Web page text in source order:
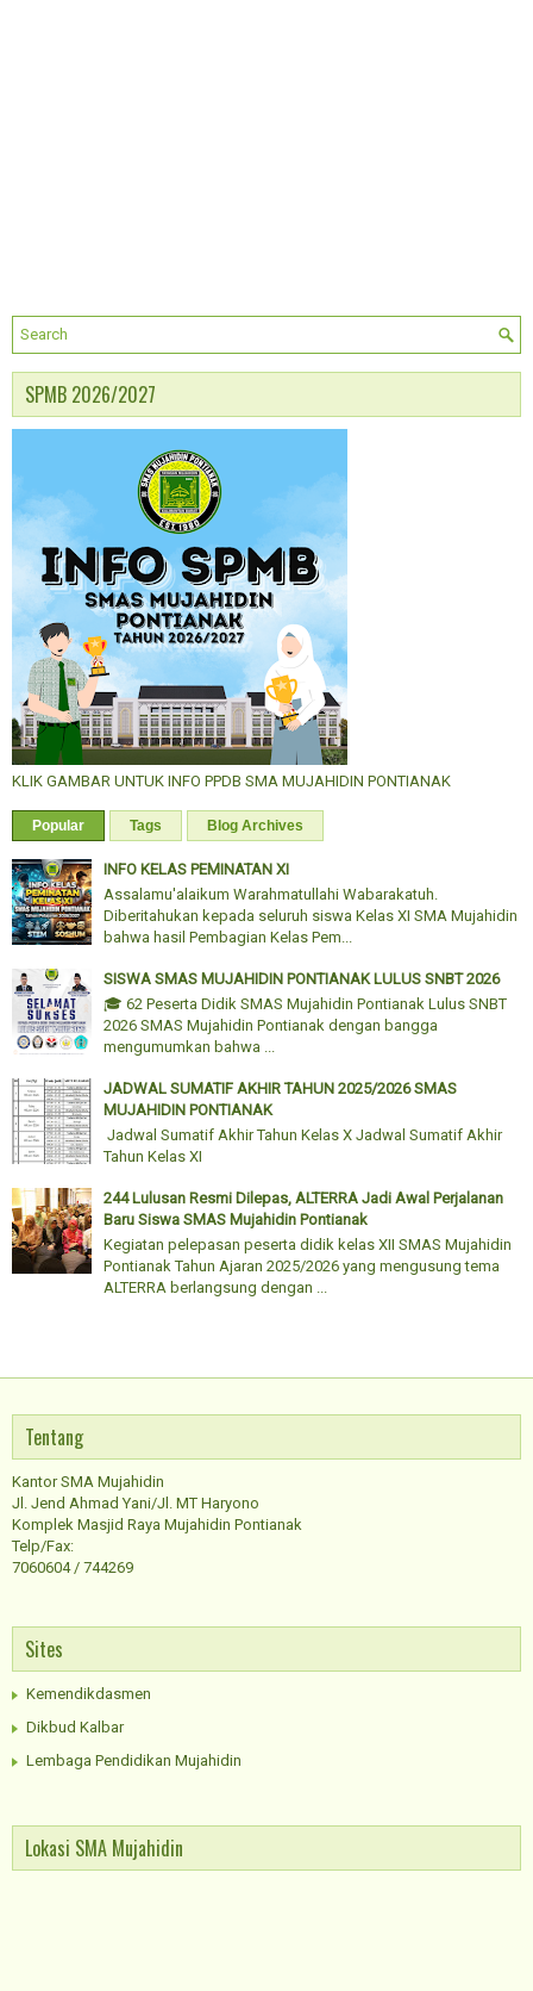
SPMB 2026/2027
KLIK GAMBAR UNTUK INFO PPDB SMA MUJAHIDIN PONTIANAK
Popular Tags Blog Archives
INFO KELAS PEMINATAN XI
Assalamu'alaikum Warahmatullahi Wabarakatuh.
Diberitahukan kepada seluruh siswa Kelas XI SMA Mujahidin
bahwa hasil Pembagian Kelas Pem...
SISWA SMAS MUJAHIDIN PONTIANAK LULUS SNBT 2026
🎓 62 Peserta Didik SMAS Mujahidin Pontianak Lulus SNBT
2026 SMAS Mujahidin Pontianak dengan bangga
mengumumkan bahwa ...
JADWAL SUMATIF AKHIR TAHUN 2025/2026 SMAS
MUJAHIDIN PONTIANAK
Jadwal Sumatif Akhir Tahun Kelas X Jadwal Sumatif Akhir
Tahun Kelas XI
244 Lulusan Resmi Dilepas, ALTERRA Jadi Awal Perjalanan
Baru Siswa SMAS Mujahidin Pontianak
Kegiatan pelepasan peserta didik kelas XII SMAS Mujahidin
Pontianak Tahun Ajaran 2025/2026 yang mengusung tema
ALTERRA berlangsung dengan ...
Tentang
Kantor SMA Mujahidin
Jl. Jend Ahmad Yani/Jl. MT Haryono
Komplek Masjid Raya Mujahidin Pontianak
Telp/Fax:
7060604 / 744269
Sites
Kemendikdasmen
Dikbud Kalbar
Lembaga Pendidikan Mujahidin
Lokasi SMA Mujahidin